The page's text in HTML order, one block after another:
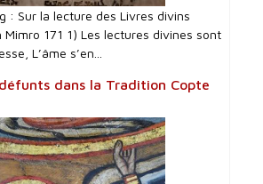
: Sur la lecture des Livres divins
Mimro 171 1) Les lectures divines sont
L’âme s’en...
dans la Tradition Copte